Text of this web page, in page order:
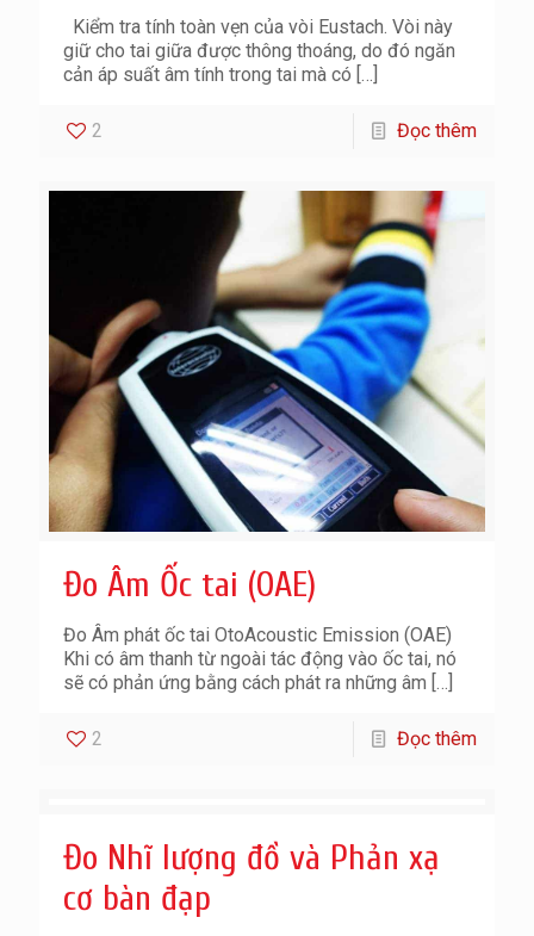
Kiểm tra tính toàn vẹn của vòi Eustach. Vòi này
giữ cho tai giữa được thông thoáng, do đó ngăn
cản áp suất âm tính trong tai mà có […]
2 Đọc thêm
Đo Âm Ốc tai (OAE)
Đo Âm phát ốc tai OtoAcoustic Emission (OAE)
Khi có âm thanh từ ngoài tác động vào ốc tai, nó
sẽ có phản ứng bằng cách phát ra những âm […]
2 Đọc thêm
Đo Nhĩ lượng đồ và Phản xạ
cơ bàn đạp